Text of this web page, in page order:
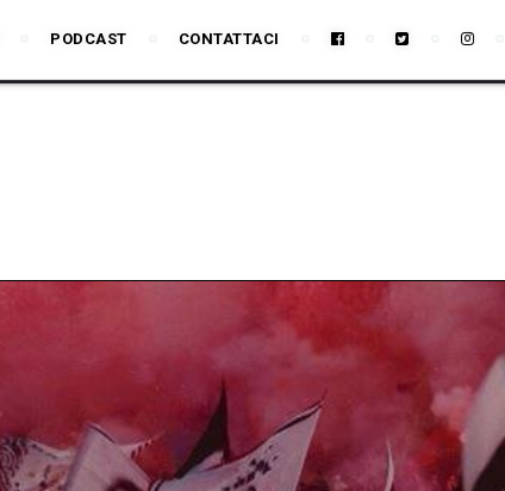
PODCAST CONTATTACI